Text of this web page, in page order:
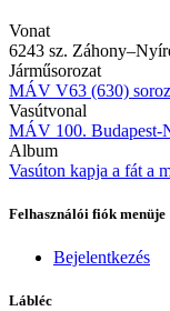
Vonat
6243 sz.
Járműsorozat
MÁV V63 (630)
Vasútvonal
MÁV 100. Budapest-
Album
Vasúton kapja a fát a
Felhasználói fiók menüje
Bejelentkezés
Lábléc